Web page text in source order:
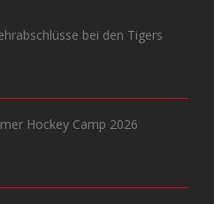
bei den Tigers
Hockey Camp 2026